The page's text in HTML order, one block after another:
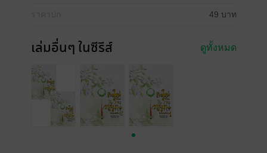
49 บาท
เล่มอื่นๆ ในซีรีส์ ดูทั้งหมด